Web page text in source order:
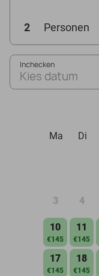
2 Personen
Inchecken
Kies datum
Ma
Di
3 4
10
€145
11
€145
17
€145
18
€145